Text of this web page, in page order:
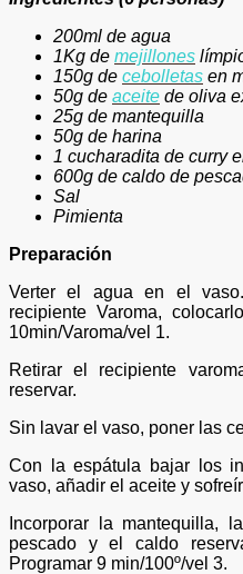
200ml de agua
1Kg de mejillones
150g de cebolletas en
50g de aceite de oliva
25g de mantequilla
50g de harina
1 cucharadita de curry
600g de caldo de
Sal
Pimienta
Preparación
Verter el agua en el
recipiente Varoma,
10min/Varoma/vel 1.
Retirar el recipiente
reservar.
Sin lavar el vaso, poner las
Con la espátula bajar los
vaso, añadir el aceite y
Incorporar la mantequilla,
pescado y el caldo
Programar 9 min/100º/vel 3.